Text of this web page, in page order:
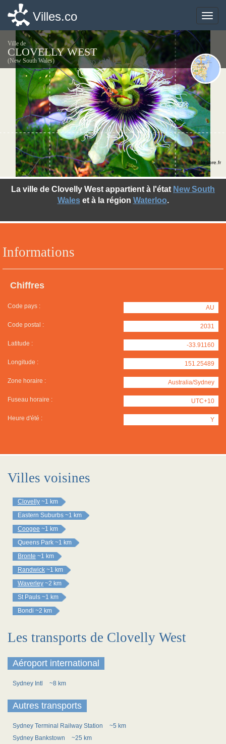
Toggle
Villes.co
Ville de
CLOVELLY WEST
(New South Wales)
Informations
Chiffres
Code pays : AU
Code postal : 2031
Latitude : -33.91160
Longitude : 151.25489
Zone horaire : Australia/Sydney
Fuseau horaire : UTC+10
Heure d'été : Y
La ville de Clovelly West appartient à l'état New South
Waleset à la région Waterloo.
©photo-libre.fr
Villes voisines
Clovelly ~1 km
Eastern Suburbs ~1 km
Coogee ~1 km
Queens Park ~1 km
Bronte ~1 km
Randwick ~1 km
Waverley ~2 km
St Pauls ~1 km
Bondi ~2 km
Les transports de Clovelly West
Aéroport international
Sydney Intl ~8 km
Autres transports
Sydney Terminal Railway Station
~5 km
Sydney Bankstown
~25 km
Toggle
Villes.co